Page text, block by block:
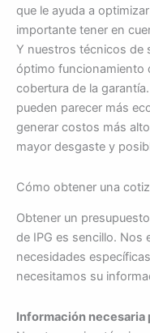
que le ayuda a
importante tener en
Y nuestros técnicos de
óptimo funcionamiento
cobertura de la
pueden parecer más
generar costos más
mayor desgaste y
Cómo obtener una
Obtener un
de IPG es sencillo. Nos
necesidades
necesitamos su
Información